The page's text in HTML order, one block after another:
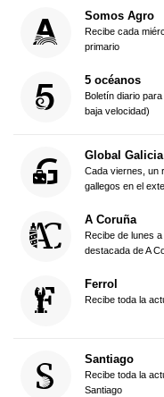
Somos Agro
Recibe cada
primario
5 océanos
Boletín diario
baja velocidad)
Global Galicia
Cada viernes, un
gallegos en el
A Coruña
Recibe de lunes
destacada de A
Ferrol
Recibe toda la
Santiago
Recibe toda la
Santiago